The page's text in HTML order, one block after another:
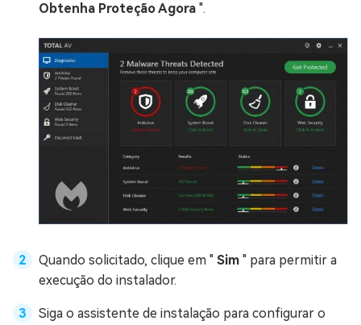
Obtenha Proteção Agora ".
Quando solicitado, clique em " Sim " para permitir a
execução do instalador.
Siga o assistente de instalação para configurar o